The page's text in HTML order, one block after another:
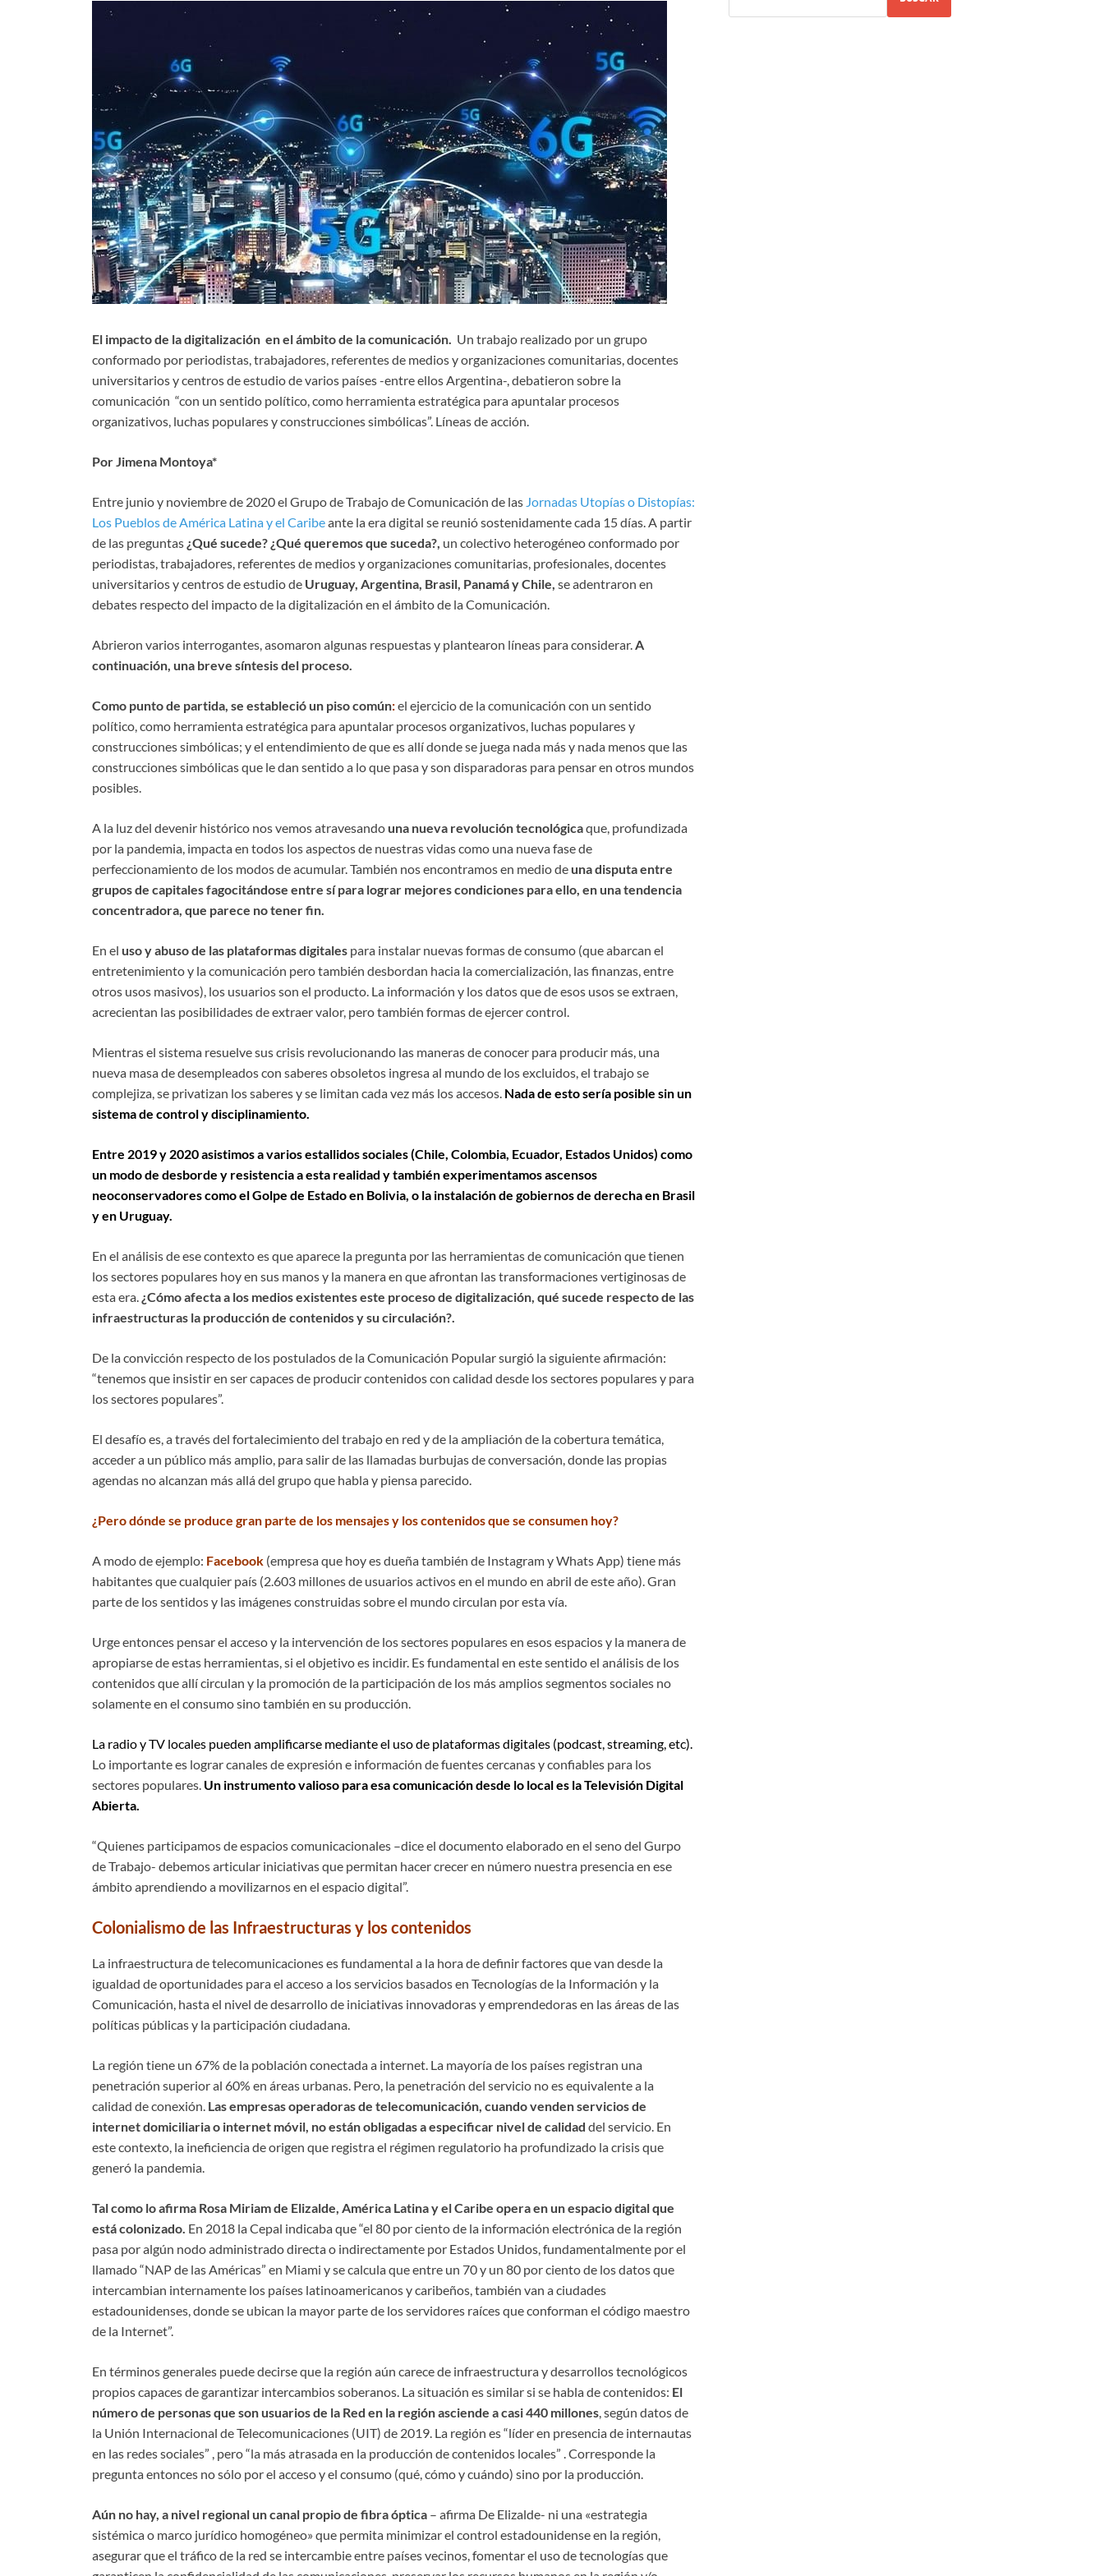
El impacto de la digitalización en el ámbito de la comunicación. Un trabajo realizado por un grupo
conformado por periodistas, trabajadores, referentes de medios y organizaciones comunitarias, docentes
universitarios y centros de estudio de varios países -entre ellos Argentina-, debatieron sobre la
comunicación “con un sentido político, como herramienta estratégica para apuntalar procesos
organizativos, luchas populares y construcciones simbólicas”. Líneas de acción.
Por Jimena Montoya*
Entre junio y noviembre de 2020 el Grupo de Trabajo de Comunicación de las Jornadas Utopías o Distopías:
Los Pueblos de América Latina y el Caribeante la era digital se reunió sostenidamente cada 15 días. A partir
de las preguntas ¿Qué sucede? ¿Qué queremos que suceda?, un colectivo heterogéneo conformado por
periodistas, trabajadores, referentes de medios y organizaciones comunitarias, profesionales, docentes
universitarios y centros de estudio de Uruguay, Argentina, Brasil, Panamá y Chile, se adentraron en
debates respecto del impacto de la digitalización en el ámbito de la Comunicación.
Abrieron varios interrogantes, asomaron algunas respuestas y plantearon líneas para considerar.A
continuación, una breve síntesis del proceso.
Como punto de partida, se estableció un piso común:el ejercicio de la comunicación con un sentido
político, como herramienta estratégica para apuntalar procesos organizativos, luchas populares y
construcciones simbólicas; y el entendimiento de que es allí donde se juega nada más y nada menos que las
construcciones simbólicas que le dan sentido a lo que pasa y son disparadoras para pensar en otros mundos
posibles.
A la luz del devenir histórico nos vemos atravesando una nueva revolución tecnológicaque, profundizada
por la pandemia, impacta en todos los aspectos de nuestras vidas como una nueva fase de
perfeccionamiento de los modos de acumular. También nos encontramos en medio de una disputa entre
grupos de capitales fagocitándose entre sí para lograr mejores condiciones para ello, en una tendencia
concentradora, que parece no tener fin.
En el uso y abuso de las plataformas digitales para instalar nuevas formas de consumo (que abarcan el
entretenimiento y la comunicación pero también desbordan hacia la comercialización, las finanzas, entre
otros usos masivos), los usuarios son el producto. La información y los datos que de esos usos se extraen,
acrecientan las posibilidades de extraer valor, pero también formas de ejercer control.
Mientras el sistema resuelve sus crisis revolucionando las maneras de conocer para producir más, una
nueva masa de desempleados con saberes obsoletos ingresa al mundo de los excluidos, el trabajo se
complejiza, se privatizan los saberes y se limitan cada vez más los accesos. Nada de esto sería posible sin un
sistema de control y disciplinamiento.
Entre 2019 y 2020 asistimos a varios estallidos sociales (Chile, Colombia, Ecuador, Estados Unidos) como
un modo de desborde y resistencia a esta realidad y también experimentamos ascensos
neoconservadores como el Golpe de Estado en Bolivia, o la instalación de gobiernos de derecha en Brasil
y en Uruguay.
En el análisis de ese contexto es que aparece la pregunta por las herramientas de comunicación que tienen
los sectores populares hoy en sus manos y la manera en que afrontan las transformaciones vertiginosas de
esta era. ¿Cómo afecta a los medios existentes este proceso de digitalización, qué sucede respecto de las
infraestructuras la producción de contenidos y su circulación?.
De la convicción respecto de los postulados de la Comunicación Popular surgió la siguiente afirmación:
“tenemos que insistir en ser capaces de producir contenidos con calidad desde los sectores populares y para
los sectores populares”.
El desafío es, a través del fortalecimiento del trabajo en red y de la ampliación de la cobertura temática,
acceder a un público más amplio, para salir de las llamadas burbujas de conversación, donde las propias
agendas no alcanzan más allá del grupo que habla y piensa parecido.
¿Pero dónde se produce gran parte de los mensajes y los contenidos que se consumen hoy?
A modo de ejemplo: Facebook (empresa que hoy es dueña también de Instagram y Whats App) tiene más
habitantes que cualquier país (2.603 millones de usuarios activos en el mundo en abril de este año). Gran
parte de los sentidos y las imágenes construidas sobre el mundo circulan por esta vía.
Urge entonces pensar el acceso y la intervención de los sectores populares en esos espacios y la manera de
apropiarse de estas herramientas, si el objetivo es incidir. Es fundamental en este sentido el análisis de los
contenidos que allí circulan y la promoción de la participación de los más amplios segmentos sociales no
solamente en el consumo sino también en su producción.
La radio y TV locales pueden amplificarse mediante el uso de plataformas digitales (podcast, streaming, etc).
Lo importante es lograr canales de expresión e información de fuentes cercanas y confiables para los
sectores populares. Un instrumento valioso para esa comunicación desde lo local es la Televisión Digital
Abierta.
“Quienes participamos de espacios comunicacionales –dice el documento elaborado en el seno del Gurpo
de Trabajo- debemos articular iniciativas que permitan hacer crecer en número nuestra presencia en ese
ámbito aprendiendo a movilizarnos en el espacio digital”.
Colonialismo de las Infraestructuras y los contenidos
La infraestructura de telecomunicaciones es fundamental a la hora de definir factores que van desde la
igualdad de oportunidades para el acceso a los servicios basados en Tecnologías de la Información y la
Comunicación, hasta el nivel de desarrollo de iniciativas innovadoras y emprendedoras en las áreas de las
políticas públicas y la participación ciudadana.
La región tiene un 67% de la población conectada a internet. La mayoría de los países registran una
penetración superior al 60% en áreas urbanas. Pero, la penetración del servicio no es equivalente a la
calidad de conexión. Las empresas operadoras de telecomunicación, cuando venden servicios de
internet domiciliaria o internet móvil, no están obligadas a especificar nivel de calidad del servicio. En
este contexto, la ineficiencia de origen que registra el régimen regulatorio ha profundizado la crisis que
generó la pandemia.
Tal como lo afirma Rosa Miriam de Elizalde, América Latina y el Caribe opera en un espacio digital que
está colonizado. En 2018 la Cepal indicaba que “el 80 por ciento de la información electrónica de la región
pasa por algún nodo administrado directa o indirectamente por Estados Unidos, fundamentalmente por el
llamado “NAP de las Américas” en Miami y se calcula que entre un 70 y un 80 por ciento de los datos que
intercambian internamente los países latinoamericanos y caribeños, también van a ciudades
estadounidenses, donde se ubican la mayor parte de los servidores raíces que conforman el código maestro
de la Internet”.
En términos generales puede decirse que la región aún carece de infraestructura y desarrollos tecnológicos
propios capaces de garantizar intercambios soberanos. La situación es similar si se habla de contenidos: El
número de personas que son usuarios de la Red en la región asciende a casi 440 millones, según datos de
la Unión Internacional de Telecomunicaciones (UIT) de 2019. La región es “líder en presencia de internautas
en las redes sociales” , pero “la más atrasada en la producción de contenidos locales” . Corresponde la
pregunta entonces no sólo por el acceso y el consumo (qué, cómo y cuándo) sino por la producción.
Aún no hay, a nivel regional un canal propio de fibra óptica – afirma De Elizalde- ni una «estrategia
sistémica o marco jurídico homogéneo» que permita minimizar el control estadounidense en la región,
asegurar que el tráfico de la red se intercambie entre países vecinos, fomentar el uso de tecnologías que